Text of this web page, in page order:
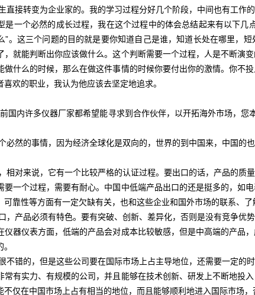
转变为企业家的。我的学习过程分好几个阶段，中间也有工作的
是一个必然的成长过程，我在这个过程中的体会总结起来有以下
”。这三个问题的目的就是要你知道自己是谁，知道长处在哪里，
，就能判断出你应该做什么。这个判断需要一个过程，人是不断演
做什么的时候，那么在做这件事情的时候你要付出你的激情。你不
欢的职业，我认为他应该去坚定地追求。
许多仪器厂家都希望能寻求到合作伙伴，以开拓海外市场，您
的事情，因为经济全球化是双向的，世界的到中国来，中国的
来说，它有一个比较严格的认证过程。要出口的话，产品的质
要一个过程，需要有耐心。中国中低端产品出口的还是挺多的，如
靠性等方面有一定欠缺有关，也和这些企业和国外市场的联系、了
品必须有特色。要有突破、创新、差异化，否则是没有竞争优
仪器仪表方面，低端的产品会对成本比较敏感，但是中高端的产品
的，但是这些公司要在国际市场上占主导地位，还需要一定的
常有实力、有规模的公司，并且能够在技术创新、研发上不断地投
仅在中国市场上占有相当的地位，而且能够顺利地进入国际市场，